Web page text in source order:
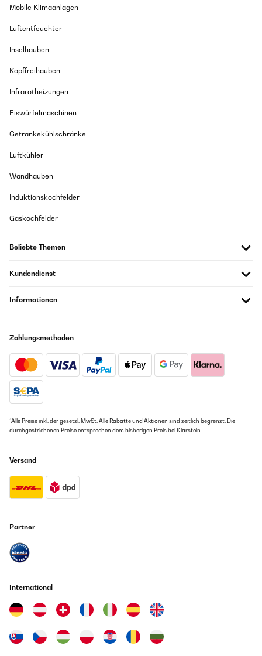
Mobile Klimaanlagen
Luftentfeuchter
Inselhauben
Kopffreihauben
Infrarotheizungen
Eiswürfelmaschinen
Getränkekühlschränke
Luftkühler
Wandhauben
Induktionskochfelder
Gaskochfelder
Beliebte Themen
Kundendienst
Informationen
Zahlungsmethoden
*Alle Preise inkl. der gesetzl. MwSt. Alle Rabatte und Aktionen sind zeitlich begrenzt. Die
durchgestrichenen Preise entsprechen dem bisherigen Preis bei Klarstein.
Versand
Partner
International